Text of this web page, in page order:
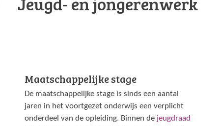
Maatschappelijke stage
De maatschappelijke stage is sinds een aantal
jaren in het voortgezet onderwijs een verplicht
onderdeel van de opleiding. Binnen de jeugdraad